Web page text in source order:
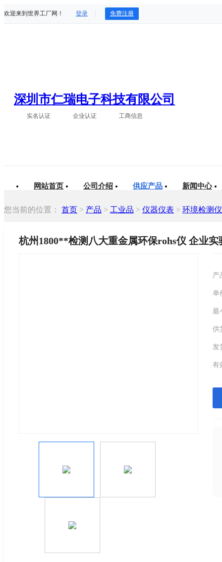
欢迎来到世界工厂网！ 登录 免费注册
深圳市仁瑞电子科技有限公司
实名认证 企业认证 工商信息
网站首页 公司介绍 供应产品 新闻中心
您当前的位置： 首页 > 产品 > 工业品 > 仪器仪表 > 环境检测
杭州1800**检测八大重金属环保rohs仪 企业实
产
单
最
供
发
有